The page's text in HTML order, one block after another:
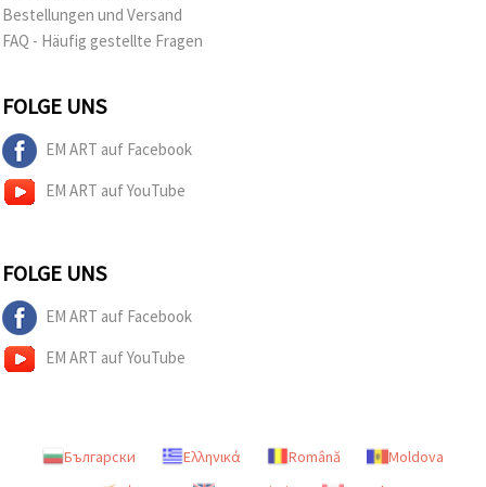
Bestellungen und Versand
FAQ - Häufig gestellte Fragen
FOLGE UNS
EM ART auf Facebook
EM ART auf YouTube
FOLGE UNS
EM ART auf Facebook
EM ART auf YouTube
Български Ελληνικά Română
Moldova